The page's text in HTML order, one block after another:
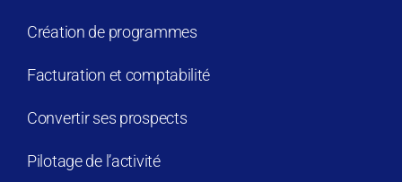
Création de programmes
Facturation et comptabilité
Convertir ses prospects
Pilotage de l’activité